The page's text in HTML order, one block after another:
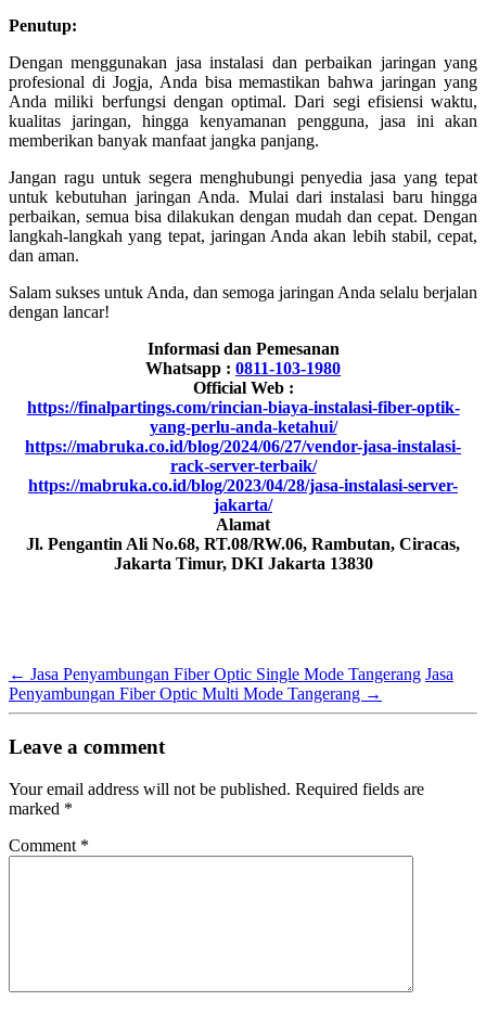
Penutup:
Dengan menggunakan jasa instalasi dan perbaikan jaringan yang
profesional di Jogja, Anda bisa memastikan bahwa jaringan yang
Anda miliki berfungsi dengan optimal. Dari segi efisiensi waktu,
kualitas jaringan, hingga kenyamanan pengguna, jasa ini akan
memberikan banyak manfaat jangka panjang.
Jangan ragu untuk segera menghubungi penyedia jasa yang tepat
untuk kebutuhan jaringan Anda. Mulai dari instalasi baru hingga
perbaikan, semua bisa dilakukan dengan mudah dan cepat. Dengan
langkah-langkah yang tepat, jaringan Anda akan lebih stabil, cepat,
dan aman.
Salam sukses untuk Anda, dan semoga jaringan Anda selalu berjalan
dengan lancar!
Informasi dan Pemesanan
Whatsapp : 0811-103-1980
Official Web :
https://finalpartings.com/rincian-biaya-instalasi-fiber-optik-
yang-perlu-anda-ketahui/
https://mabruka.co.id/blog/2024/06/27/vendor-jasa-instalasi-
rack-server-terbaik/
https://mabruka.co.id/blog/2023/04/28/jasa-instalasi-server-
jakarta/
Alamat
Jl. Pengantin Ali No.68, RT.08/RW.06, Rambutan, Ciracas,
Jakarta Timur, DKI Jakarta 13830
← Jasa Penyambungan Fiber Optic Single Mode Tangerang Jasa
Penyambungan Fiber Optic Multi Mode Tangerang →
Leave a comment
Your email address will not be published. Required fields are
marked *
Comment *